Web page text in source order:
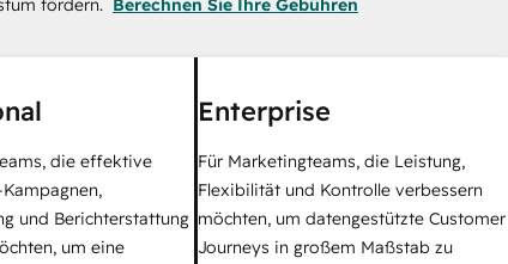
fördern. Berechnen Sie Ihre Gebühren
die effektive
und Berichterstattung
um eine
Enterprise
Für Marketingteams, die Leistung,
Flexibilität und Kontrolle verbessern
möchten, um datengestützte Customer
Journeys in großem Maßstab zu